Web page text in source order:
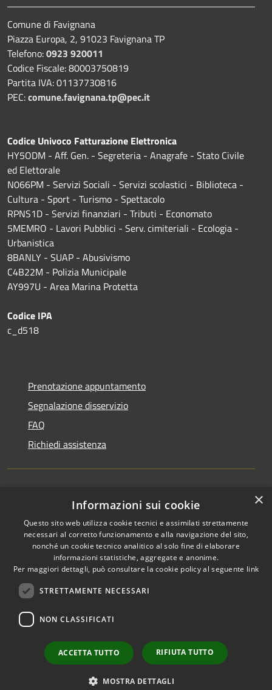
Comune di Favignana
Piazza Europa, 2, 91023 Favignana TP
Telefono:0923 920011
Codice Fiscale: 80003750819
Partita IVA: 01137730816
PEC:comune.favignana.tp@pec.it
Codice Univoco Fatturazione Elettronica
HY5ODM - Aff. Gen. - Segreteria - Anagrafe - Stato Civile
ed Elettorale
N066PM - Servizi Sociali - Servizi scolastici - Biblioteca -
Cultura - Sport - Turismo - Spettacolo
RPNS1D - Servizi finanziari - Tributi - Economato
5MEMRO - Lavori Pubblici - Serv. cimiteriali - Ecologia -
Urbanistica
8BANLY - SUAP - Abusivismo
C4B22M - Polizia Municipale
AY997U - Area Marina Protetta
Codice IPA
c_d518
Prenotazione appuntamento
Segnalazione disservizio
FAQ
Richiedi assistenza
Amministrazione trasparente
Informativa privacy
Note legali
Dichiarazione di accessibilità
RSS
Municipium•
Accesso
redazione
×
Informazioni sui cookie
Questo sito web utilizza cookie tecnici e assimilati strettamente
necessari al corretto funzionamento e alla navigazione del sito,
nonché un cookie tecnico analitico al solo fine di elaborare
informazioni statistiche, aggregate e anonime.
Per maggiori dettagli, può consultare la cookie policy al seguente link
STRETTAMENTE NECESSARI
NON CLASSIFICATI
ACCETTA TUTTO RIFIUTA TUTTO
MOSTRA DETTAGLI